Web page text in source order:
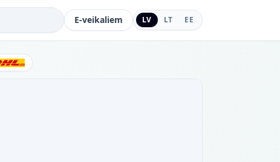
E-veikaliem LV LT EE
DHL